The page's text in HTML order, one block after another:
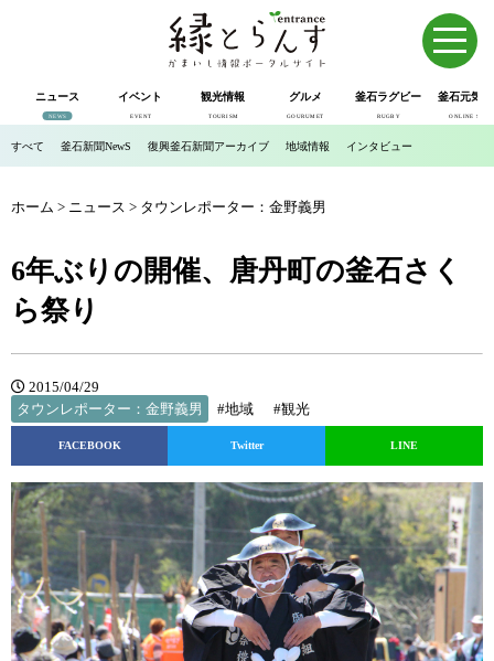
ニュース
NEWS
イベント
EVENT
観光情報
TOURISM
グルメ
GOURUMET
釜石ラグビー
RUGBY
釜石元気
ONLINE SHOP
すべて 釜石新聞NewS 復興釜石新聞アーカイブ 地域情報 インタビュー
ホーム > ニュース > タウンレポーター：金野義男
6年ぶりの開催、唐丹町の釜石さく
ら祭り
2015/04/29
タウンレポーター：金野義男
#地域 #観光
FACEBOOK Twitter LINE